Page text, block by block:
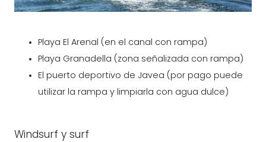
Playa El Arenal (en el canal con rampa)
Playa Granadella (zona señalizada con rampa)
El puerto deportivo de Javea (por pago puede
utilizar la rampa y limpiarla con agua dulce)
Windsurf y surf